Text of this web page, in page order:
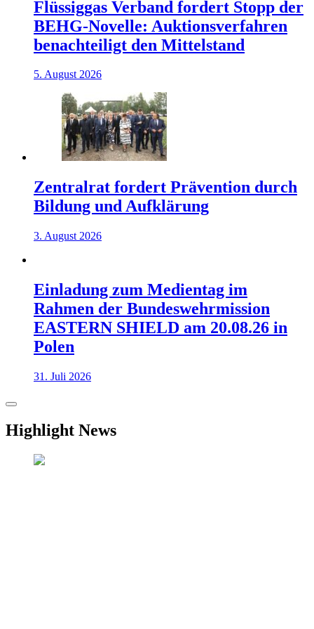
Flüssiggas Verband fordert Stopp der
BEHG-Novelle: Auktionsverfahren
benachteiligt den Mittelstand
5. August 2026
Zentralrat fordert Prävention durch
Bildung und Aufklärung
3. August 2026
Einladung zum Medientag im
Rahmen der Bundeswehrmission
EASTERN SHIELD am 20.08.26 in
Polen
31. Juli 2026
Highlight News